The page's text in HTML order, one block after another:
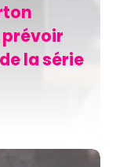
prévoir
la série